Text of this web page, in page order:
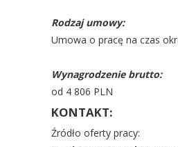
Rodzaj umowy:
Umowa o pracę na czas
Wynagrodzenie brutto:
od 4 806 PLN
KONTAKT:
Źródło oferty pracy: